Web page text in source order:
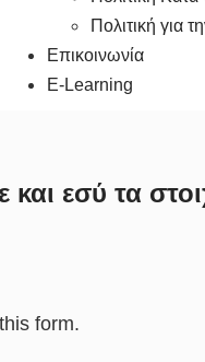
Πολιτική για
Επικοινωνία
E-Learning
εσύ τα
form.